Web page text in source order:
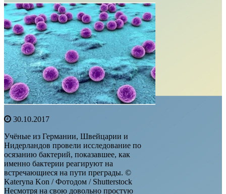
30.10.2017
Учёные из Германии, Швейцарии и
Нидерландов провели исследование по
осязанию бактерий, показавшее, как
именно бактерии реагируют на
встречающиеся на пути преграды. ©
Kateryna Kon / Фотодом / Shutterstock
Несмотря на свою довольно простую